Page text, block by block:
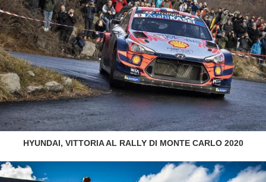
HYUNDAI, VITTORIA AL RALLY DI MONTE CARLO 2020